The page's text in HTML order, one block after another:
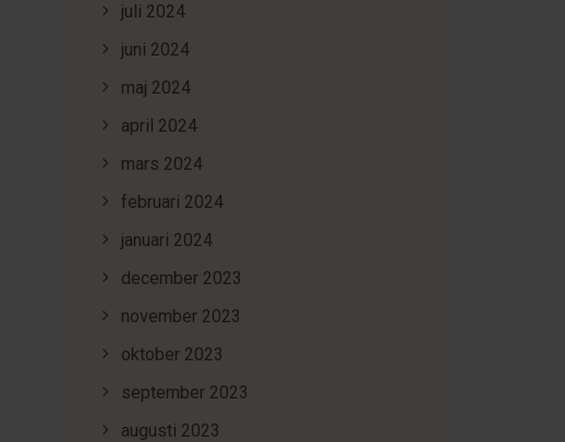
juli 2024
juni 2024
maj 2024
april 2024
mars 2024
februari 2024
januari 2024
december 2023
november 2023
oktober 2023
september 2023
augusti 2023